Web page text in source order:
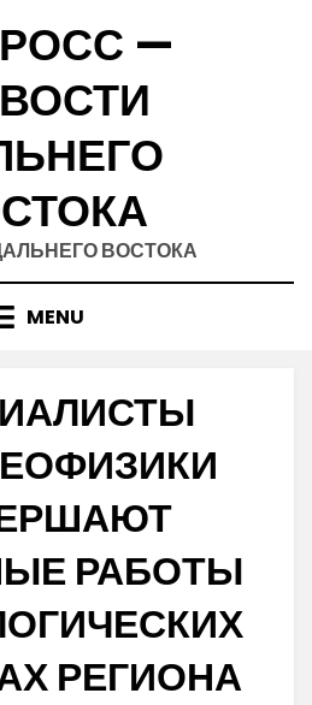
—
ВОСТОКА
MENU
РАБОТЫ
РЕГИОНА